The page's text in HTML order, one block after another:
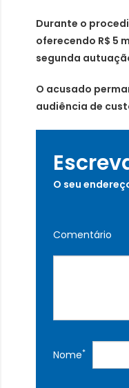
Durante o
oferecendo R$ 5
segunda
O acusado
audiência de
O seu
Comentário
Nome*